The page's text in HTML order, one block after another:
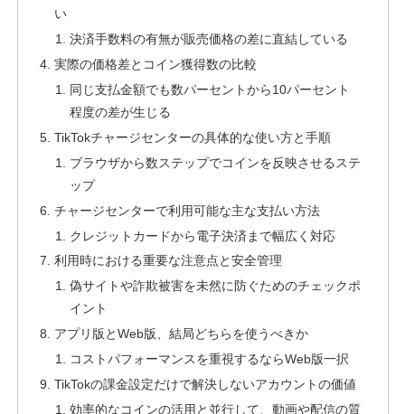
い
決済手数料の有無が販売価格の差に直結している
実際の価格差とコイン獲得数の比較
同じ支払金額でも数パーセントから10パーセント
程度の差が生じる
TikTokチャージセンターの具体的な使い方と手順
ブラウザから数ステップでコインを反映させるステ
ップ
チャージセンターで利用可能な主な支払い方法
クレジットカードから電子決済まで幅広く対応
利用時における重要な注意点と安全管理
偽サイトや詐欺被害を未然に防ぐためのチェックポ
イント
アプリ版とWeb版、結局どちらを使うべきか
コストパフォーマンスを重視するならWeb版一択
TikTokの課金設定だけで解決しないアカウントの価値
効率的なコインの活用と並行して、動画や配信の質